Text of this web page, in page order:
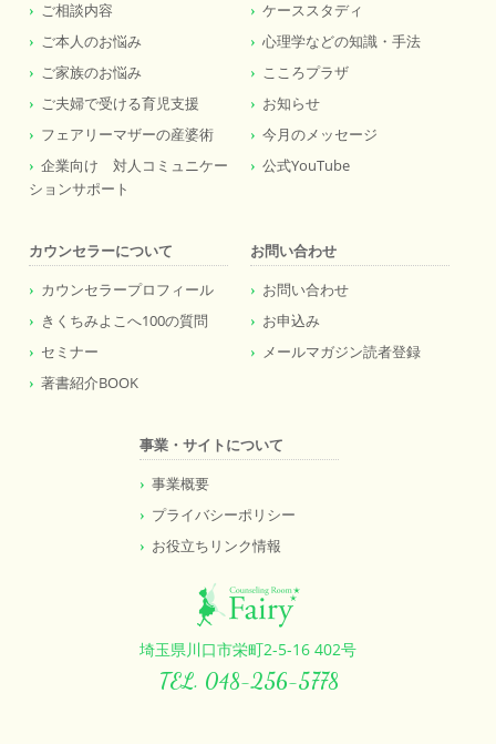
ご相談内容
ご本人のお悩み
ご家族のお悩み
ご夫婦で受ける育児支援
フェアリーマザーの産婆術
企業向け 対人コミュニケー
ションサポート
ケーススタディ
心理学などの知識・手法
こころプラザ
お知らせ
今月のメッセージ
公式YouTube
カウンセラーについて
カウンセラープロフィール
きくちみよこへ100の質問
セミナー
著書紹介BOOK
お問い合わせ
お問い合わせ
お申込み
メールマガジン読者登録
事業・サイトについて
事業概要
プライバシーポリシー
お役立ちリンク情報
埼玉県川口市栄町2-5-16 402号
TEL. 048-256-5778